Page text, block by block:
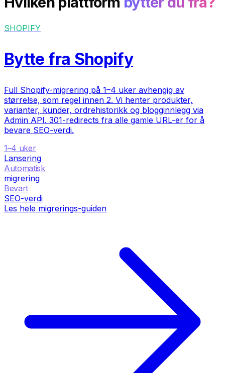
SHOPIFY
Bytte fra Shopify
Full Shopify-migrering på 1–4 uker avhengig av
størrelse, som regel innen 2. Vi henter produkter,
varianter, kunder, ordrehistorikk og blogginnlegg via
Admin API. 301-redirects fra alle gamle URL-er for å
bevare SEO-verdi.
1–4 uker
Lansering
Automatisk
migrering
Bevart
SEO-verdi
Les hele migrerings-guiden